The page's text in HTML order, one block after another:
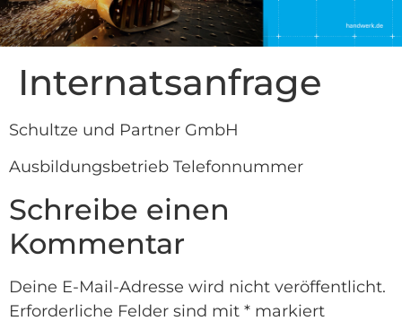
Internatsanfrage
Schultze und Partner GmbH
Ausbildungsbetrieb Telefonnummer
Schreibe einen
Kommentar
Deine E-Mail-Adresse wird nicht veröffentlicht.
Erforderliche Felder sind mit * markiert